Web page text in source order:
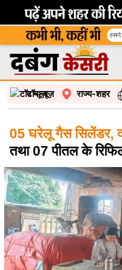
टॉप न्यूज़ राज्य-शहर
05 घरेलू गैस सिलेंडर,
तथा 07 पीतल के